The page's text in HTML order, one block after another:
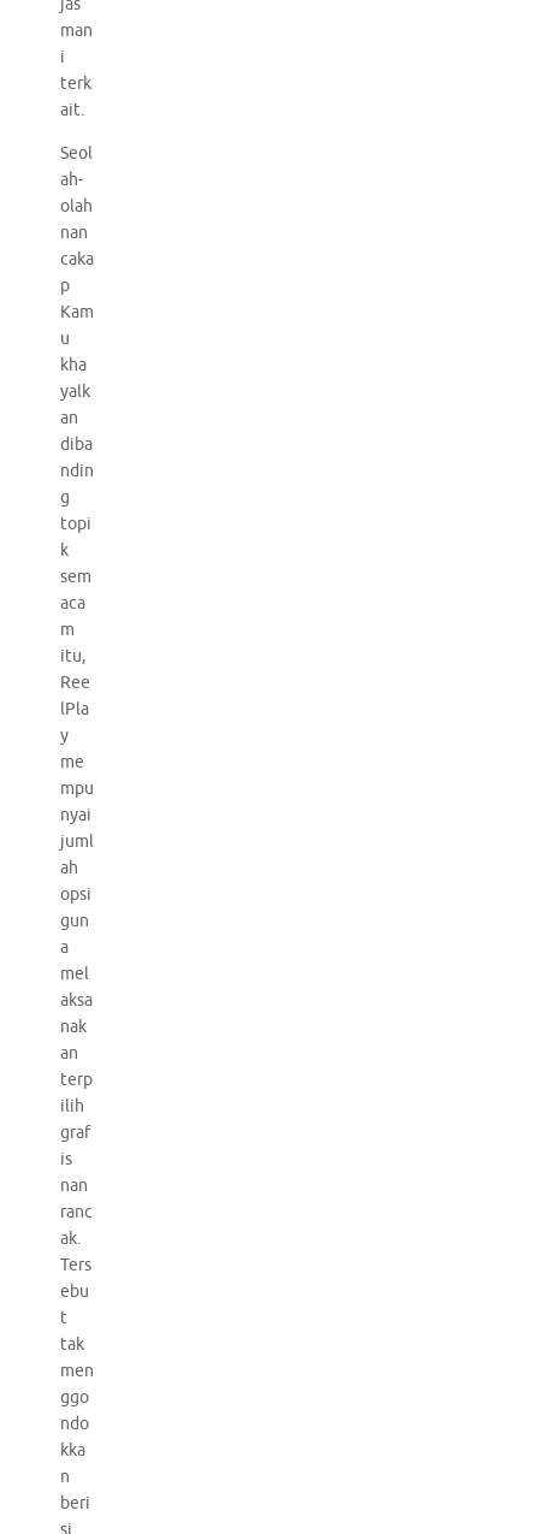
jas
man
i
terk
ait.
Seol
ah-
olah
nan
caka
p
Kam
u
kha
yalk
an
diba
ndin
g
topi
k
sem
aca
m
itu,
Ree
lPla
y
me
mpu
nyai
juml
ah
opsi
gun
a
mel
aksa
nak
an
terp
ilih
graf
is
nan
ranc
ak.
Ters
ebu
t
tak
men
ggo
ndo
kka
n
beri
si